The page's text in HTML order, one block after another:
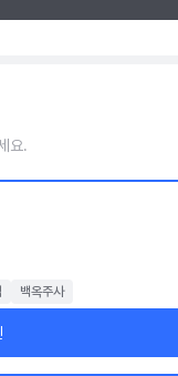
요.
백옥주사